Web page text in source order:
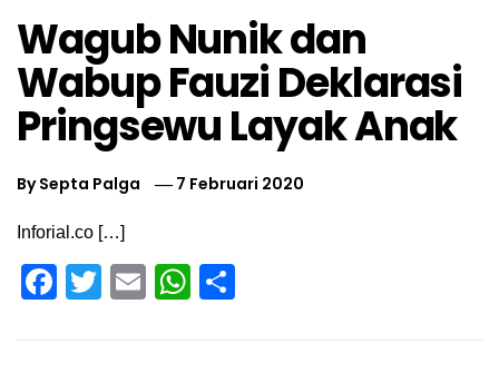
Wagub Nunik dan
Wabup Fauzi Deklarasi
Pringsewu Layak Anak
BySepta Palga 7 Februari 2020
Inforial.co […]
Facebook
Twitter
EmailWhatsApp